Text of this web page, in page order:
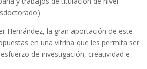
Hernández, la gran aportación de este
en una vitrina que les permita ser
de investigación, creatividad e